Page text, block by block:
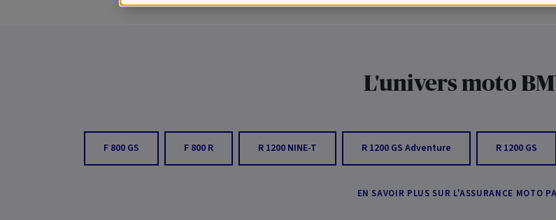
L'univers moto
F 800 GS F 800 R R 1200 NINE-T R 1200 GS Adventure R 1200 GS
EN SAVOIR PLUS SUR L'ASSURANCE MOTO